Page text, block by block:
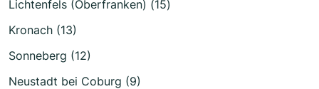
Lichtenfels (Oberfranken) (15)
Kronach (13)
Sonneberg (12)
Neustadt bei Coburg (9)